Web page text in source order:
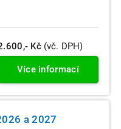
Kč (vč. DPH)
Více informací
a 2027